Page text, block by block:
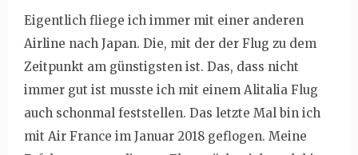
Eigentlich fliege ich immer mit einer anderen
Airline nach Japan. Die, mit der der Flug zu dem
Zeitpunkt am günstigsten ist. Das, dass nicht
immer gut ist musste ich mit einem Alitalia Flug
auch schonmal feststellen. Das letzte Mal bin ich
mit Air France im Januar 2018 geflogen. Meine